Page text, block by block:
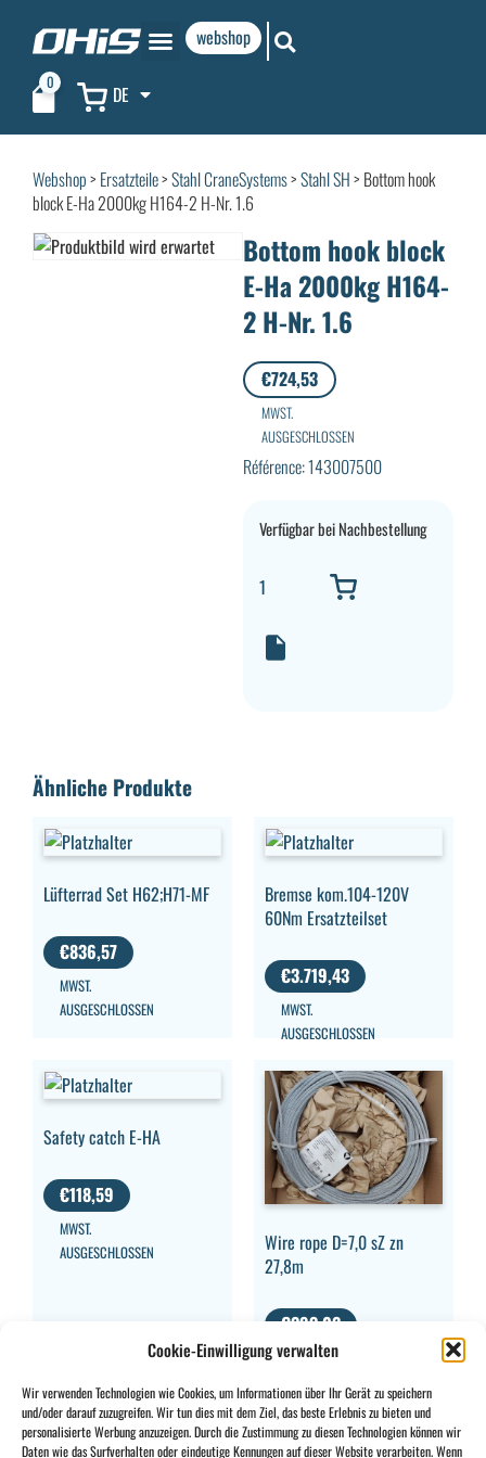
Cookie-Einwilligung verwalten
Wir verwenden Technologien wie Cookies, um Informationen über Ihr Gerät zu speichern
und/oder darauf zuzugreifen. Wir tun dies mit dem Ziel, das beste Erlebnis zu bieten und
personalisierte Werbung anzuzeigen. Durch die Zustimmung zu diesen Technologien können wir
Daten wie das Surfverhalten oder eindeutige Kennungen auf dieser Website verarbeiten. Wenn
webshop
0 DE
Webshop> Ersatzteile>Stahl CraneSystems>Stahl SH> Bottom hook
block E-Ha 2000kg H164-2 H-Nr. 1.6
Bottom hook block
E-Ha 2000kg H164-
2 H-Nr. 1.6
€724,53
MWST.
AUSGESCHLOSSEN
Référence: 143007500
Verfügbar bei Nachbestellung
Ähnliche Produkte
Lüfterrad Set H62;H71-MF
€836,57
MWST.
AUSGESCHLOSSEN
Bremse kom.104-120V
60Nm Ersatzteilset
€3.719,43
MWST.
AUSGESCHLOSSEN
Safety catch E-HA
€118,59
MWST.
AUSGESCHLOSSEN
Wire rope D=7,0 sZ zn
27,8m
€293,02
MWST.